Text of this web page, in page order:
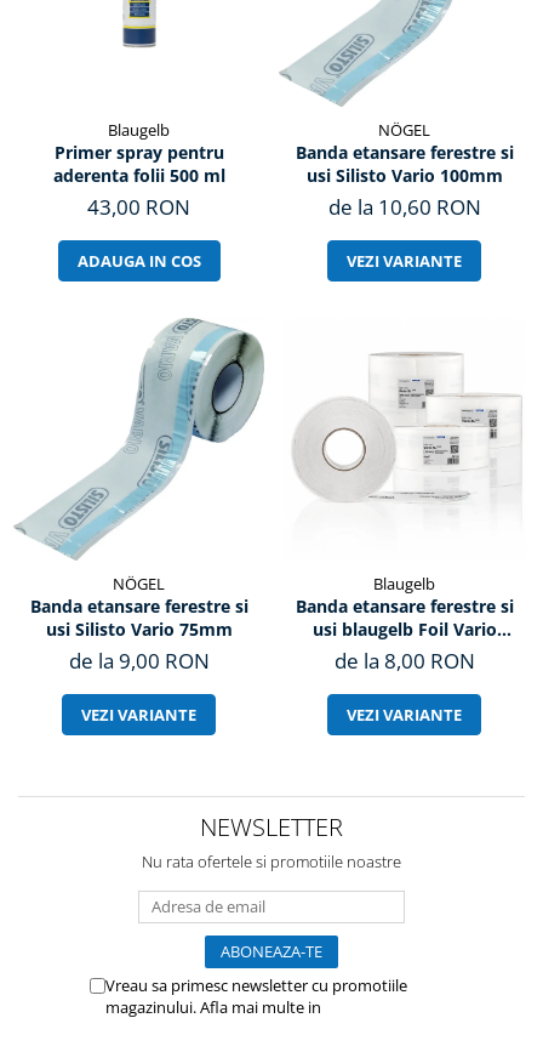
Blaugelb
Primer spray pentru
aderenta folii 500 ml
43,00 RON
ADAUGA IN COS
NÖGEL
Banda etansare ferestre si
usi Silisto Vario 100mm
de la 10,60 RON
VEZI VARIANTE
NÖGEL
Banda etansare ferestre si
usi Silisto Vario 75mm
de la 9,00 RON
VEZI VARIANTE
Blaugelb
Banda etansare ferestre si
usi blaugelb Foil Vario
SL2050 de 90mm
de la 8,00 RON
VEZI VARIANTE
NEWSLETTER
Nu rata ofertele si promotiile noastre
Vreau sa primesc newsletter cu promotiile
magazinului. Afla mai multe in